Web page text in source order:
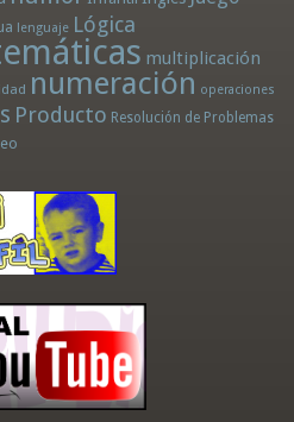
lenguaje Lógica
multiplicación
numeración operaciones
Producto Resolución de Problemas